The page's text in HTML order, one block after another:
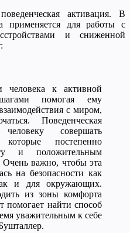
активация. В
применяется для работы с
и сниженной
человека к активной
помогая ему
с миром,
Поведенческая
совершать
которые постепенно
и положительным
важно, чтобы эта
на безопасности как
и для окружающих.
из зоны комфорта
найти способ
уважительным к себе